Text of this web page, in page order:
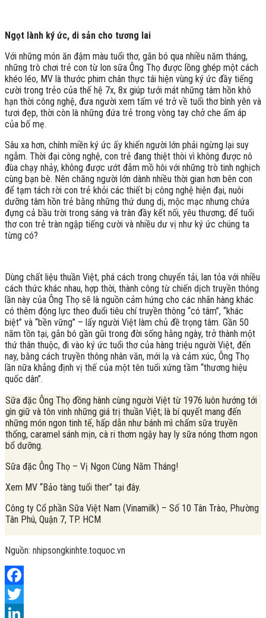
Ngọt lành ký ức, di sản cho tương lai
Với những món ăn đậm màu tuổi thơ, gắn bó qua nhiều năm tháng,
những trò chơi trẻ con từ lon sữa Ông Thọ được lồng ghép một cách
khéo léo, MV là thước phim chân thực tái hiện vùng ký ức đầy tiếng
cười trong trẻo của thế hệ 7x, 8x giúp tưới mát những tâm hồn khô
hạn thời công nghệ, đưa người xem tấm vé trở về tuổi thơ bình yên và
tươi đẹp, thời còn là những đứa trẻ trong vòng tay chở che ấm áp
của bố mẹ.
Sâu xa hơn, chính miền ký ức ấy khiến người lớn phải ngừng lại suy
ngẫm. Thời đại công nghệ, con trẻ đang thiệt thòi vì không được nô
đùa chạy nhảy, không được ướt đẫm mồ hôi với những trò tinh nghịch
cùng bạn bè. Nên chăng người lớn dành nhiều thời gian hơn bên con
để tạm tách rời con trẻ khỏi các thiết bị công nghệ hiện đại, nuôi
dưỡng tâm hồn trẻ bằng những thứ dung dị, mộc mạc nhưng chứa
đựng cả bầu trời trong sáng và tràn đầy kết nối, yêu thương; để tuổi
thơ con trẻ tràn ngập tiếng cười và nhiều dư vị như ký ức chúng ta
từng có?
Dùng chất liệu thuần Việt, phá cách trong chuyển tải, lan tỏa với nhiều
cách thức khác nhau, hợp thời, thành công từ chiến dịch truyền thông
lần này của Ông Thọ sẽ là nguồn cảm hứng cho các nhãn hàng khác
có thêm động lực theo đuổi tiêu chí truyền thông “có tâm”, “khác
biệt” và “bền vững” – lấy người Việt làm chủ đề trọng tâm. Gần 50
năm tồn tại, gắn bó gần gũi trong đời sống hằng ngày, trở thành một
thứ thân thuộc, đi vào ký ức tuổi thơ của hàng triệu người Việt, đến
nay, bằng cách truyền thông nhân văn, mới lạ và cảm xúc, Ông Thọ
lần nữa khẳng định vị thế của một tên tuổi xứng tầm “thương hiệu
quốc dân”.
Sữa đặc Ông Thọ đồng hành cùng người Việt từ 1976 luôn hướng tới
gìn giữ và tôn vinh những giá trị thuần Việt; là bí quyết mang đến
những món ngon tinh tế, hấp dẫn như bánh mì chấm sữa truyền
thống, caramel sánh mịn, cà ri thơm ngậy hay ly sữa nóng thơm ngon
bổ dưỡng.
Sữa đặc Ông Thọ – Vị Ngon Cùng Năm Tháng!
Xem MV “Bảo tàng tuổi ther” tại đây.
Công ty Cổ phần Sữa Việt Nam (Vinamilk) – Số 10 Tân Trào, Phường
Tân Phú, Quận 7, TP. HCM
Nguồn: nhipsongkinhte.toquoc.vn
Facebook
Twitter